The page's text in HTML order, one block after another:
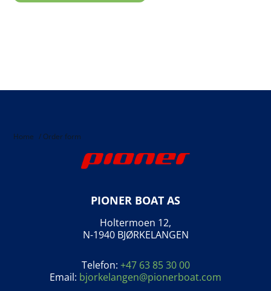
Home / Order form
PIONER BOAT AS
Holtermoen 12,
N-1940 BJØRKELANGEN
Telefon: +47 63 85 30 00
Email: bjorkelangen@pionerboat.com